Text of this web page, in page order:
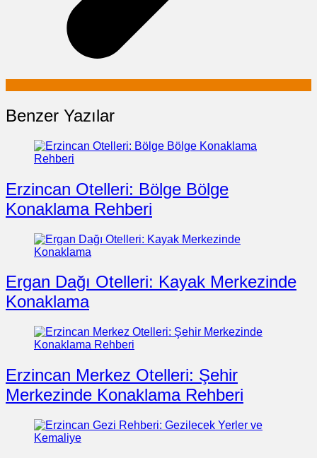
Benzer Yazılar
Erzincan Otelleri: Bölge Bölge
Konaklama Rehberi
Ergan Dağı Otelleri: Kayak Merkezinde
Konaklama
Erzincan Merkez Otelleri: Şehir
Merkezinde Konaklama Rehberi